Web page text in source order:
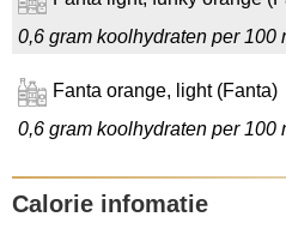
0,6 gram koolhydraten per 100
Fanta orange, light (Fanta)
0,6 gram koolhydraten per 100
Calorie infomatie